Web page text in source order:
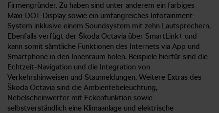
Firmengründer. Zu haben sind unter anderem ein farbiges
Maxi-DOT-Display sowie ein umfangreiches Infotainment-
System inklusive einem Soundsystem mit zehn Lautsprechern.
Ebenfalls verfügt der Škoda Octavia über SmartLink+ und
kann somit sämtliche Funktionen des Internets via App und
Smartphone in den Innenraum holen. Beispiele hierfür sind die
Echtzeit-Navigation und die Integration von
Verkehrshinweisen und Staumeldungen. Weitere Extras des
Škoda Octavia sind die Ambientebeleuchtung,
Nebelscheinwerfer mit Eckenfunktion sowie
selbstverständlich eine Klimaanlage und elektrische